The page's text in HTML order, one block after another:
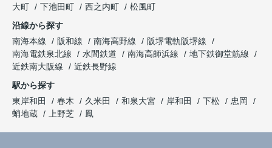
大町
下池田町 西之内町
松風町
沿線から探す
南海本線
阪和線 南海高野線
阪堺電軌阪堺線
南海電鉄泉北線
水間鉄道 南海高師浜線
地下鉄御堂筋線
近鉄南大阪線
近鉄長野線
駅から探す
東岸和田
春木 久米田 和泉大宮 岸和田 下松
忠岡
蛸地蔵
上野芝 鳳